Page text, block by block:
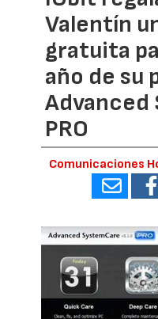
Valentín
gratuita
año de su
Advanced
PRO
Comunicaciones